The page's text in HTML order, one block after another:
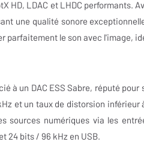
HD, LDAC et LHDC
une qualité sonore
parfaitement le son avec l'image,
à un DAC ESS Sabre, réputé
et un taux de distorsion
sources numériques via les
24 bits / 96 kHz en USB.